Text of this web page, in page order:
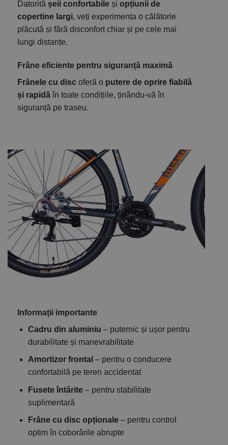
Datoritășeii confortabile șiopțiunii de
copertine largi, veți experimenta o călătorie
plăcută și fără disconfort chiar și pe cele mai
lungi distanțe.
Frâne eficiente pentru siguranță maximă
Frânele cu disc oferă o putere de oprire fiabilă
și rapidă în toate condițiile, ținându-vă în
siguranță pe traseu.
Informații importante
Cadru din aluminiu – puternic și ușor pentru
durabilitate și manevrabilitate
Amortizor frontal – pentru o conducere
confortabilă pe teren accidentat
Fusete întărite– pentru stabilitate
suplimentară
Frâne cu disc opționale– pentru control
optim în coborârile abrupte